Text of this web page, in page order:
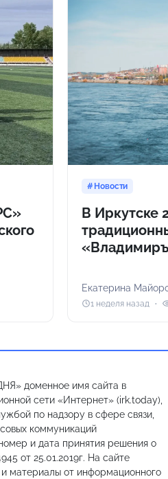
Новости
В Иркутске
Екатерина
1 неделя назад
доменное имя сайта в
сети «Интернет» (irk.today),
по надзору в сфере связи,
коммуникаций
и дата принятия решения о
от 25.01.2019г. На сайте
материалы от информационного